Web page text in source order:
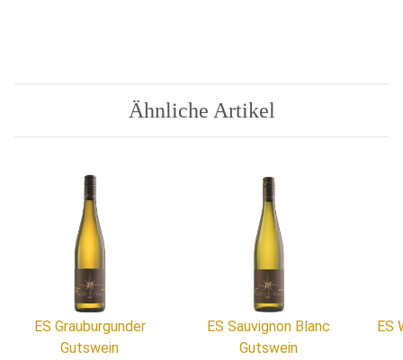
Ähnliche Artikel
ES Grauburgunder
Gutswein
ES Sauvignon Blanc
Gutswein
ES